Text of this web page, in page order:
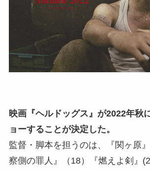
映画『ヘルドッグス』が2022年秋
ョーすることが決定した。
監督・脚本を担うのは、『関ヶ原
察側の罪人』（18）『燃えよ剣』